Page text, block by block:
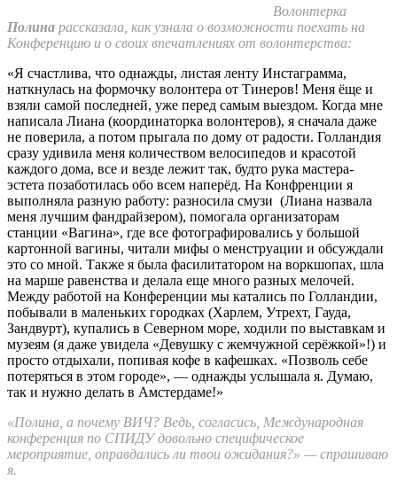
Волонтерка
Полина рассказала, как узнала о возможности поехать на
Конференцию и о своих впечатлениях от волонтерства:
«Я счастлива, что однажды, листая ленту Инстаграмма,
наткнулась на формочку волонтера от Тинеров! Меня ёще и
взяли самой последней, уже перед самым выездом. Когда мне
написала Лиана (координаторка волонтеров), я сначала даже
не поверила, а потом прыгала по дому от радости. Голландия
сразу удивила меня количеством велосипедов и красотой
каждого дома, все и везде лежит так, будто рука мастера-
эстета позаботилась обо всем наперёд. На Конфренции я
выполняла разную работу: разносила смузи (Лиана назвала
меня лучшим фандрайзером), помогала организаторам
станции «Вагина», где все фотографировались у большой
картонной вагины, читали мифы о менструации и обсуждали
это со мной. Также я была фасилитатором на воркшопах, шла
на марше равенства и делала еще много разных мелочей.
Между работой на Конференции мы катались по Голландии,
побывали в маленьких городках (Харлем, Утрехт, Гауда,
Зандвурт), купались в Северном море, ходили по выставкам и
музеям (я даже увидела «Девушку с жемчужной серёжкой»!) и
просто отдыхали, попивая кофе в кафешках. «Позволь себе
потеряться в этом городе», — однажды услышала я. Думаю,
так и нужно делать в Амстердаме!»
«Полина, а почему ВИЧ? Ведь, согласись, Международная
конференция по СПИДУ довольно специфическое
мероприятие, оправдались ли твои ожидания?» — спрашиваю
я.